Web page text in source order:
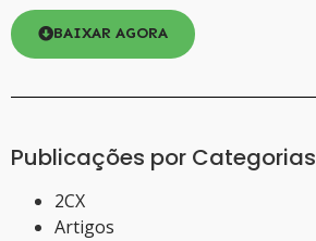
BAIXAR AGORA
Publicações por Categorias
2CX
Artigos